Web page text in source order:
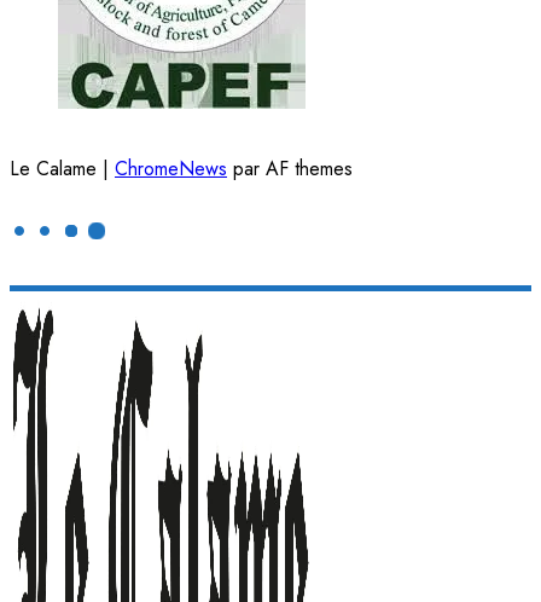
Le Calame | ChromeNews par AF themes